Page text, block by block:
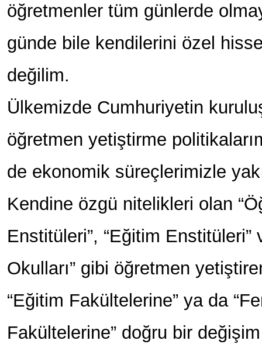
öğretmenler tüm günlerde
günde bile kendilerini özel
değilim.
Ülkemizde Cumhuriyetin
öğretmen yetiştirme
de ekonomik süreçlerimizle
Kendine özgü nitelikleri olan
Enstitüleri”, “Eğitim
Okulları” gibi öğretmen
“Eğitim Fakültelerine” ya da
Fakültelerine” doğru bir